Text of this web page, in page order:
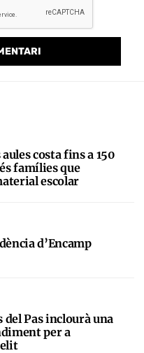
costa fins a 150
famílies que
escolar
d’Encamp
del Pas inclourà una
per a